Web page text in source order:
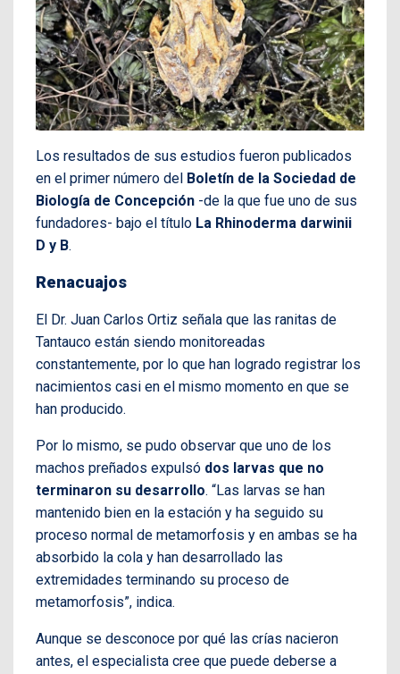
Los resultados de sus estudios fueron publicados
en el primer número del Boletín de la Sociedad de
Biología de Concepción -de la que fue uno de sus
fundadores- bajo el título La Rhinoderma darwinii
D y B.
Renacuajos
El Dr. Juan Carlos Ortiz señala que las ranitas de
Tantauco están siendo monitoreadas
constantemente, por lo que han logrado registrar los
nacimientos casi en el mismo momento en que se
han producido.
Por lo mismo, se pudo observar que uno de los
machos preñados expulsó dos larvas que no
terminaron su desarrollo. “Las larvas se han
mantenido bien en la estación y ha seguido su
proceso normal de metamorfosis y en ambas se ha
absorbido la cola y han desarrollado las
extremidades terminando su proceso de
metamorfosis”, indica.
Aunque se desconoce por qué las crías nacieron
antes, el especialista cree que puede deberse a